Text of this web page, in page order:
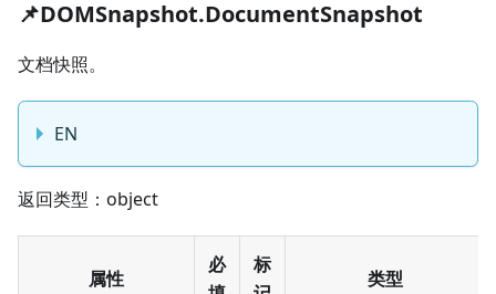
📌DOMSnapshot.DocumentSnapshot
文档快照。
EN
返回类型：object
属性
必
标
类型